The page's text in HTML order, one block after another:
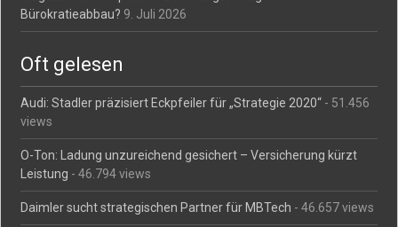
Bürokratieabbau? 9. Juli 2026
Oft gelesen
Audi: Stadler präzisiert Eckpfeiler für „Strategie 2020“ - 51.456
views
O-Ton: Ladung unzureichend gesichert – Versicherung kürzt
Leistung - 46.794 views
Daimler sucht strategischen Partner für MBTech - 46.657 views